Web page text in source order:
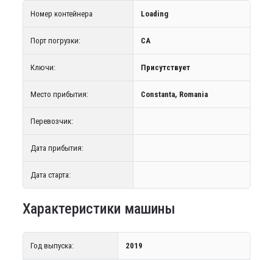
Номер контейнера Loading
Порт погрузки: CA
Ключи: Присутствует
Место прибытия: Constanta, Romania
Перевозчик:
Дата прибытия:
Дата старта:
Характеристики машины
Год выпуска: 2019